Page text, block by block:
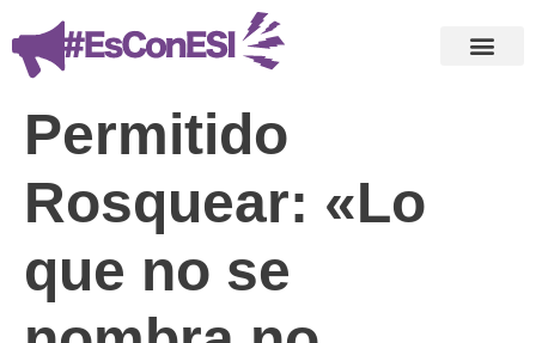
Permitido
Rosquear: «Lo
que no se